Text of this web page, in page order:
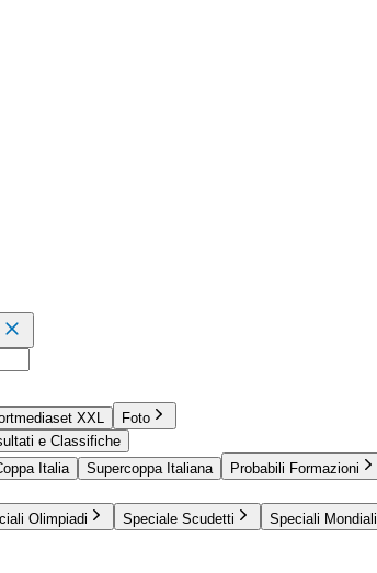
XXL
Foto
e Classifiche
Italia Supercoppa Italiana Probabili Formazioni
Olimpiadi Speciale Scudetti Speciali Mondiali